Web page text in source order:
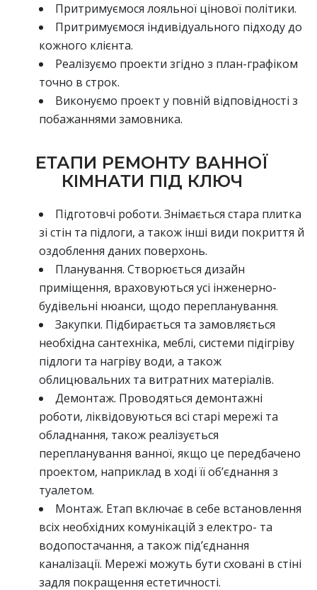
Притримуємося лояльної цінової політики.
Притримуємося індивідуального підходу до
кожного клієнта.
Реалізуємо проекти згідно з план-графіком
точно в строк.
Виконуємо проект у повній відповідності з
побажаннями замовника.
ЕТАПИ РЕМОНТУ ВАННОЇ
КІМНАТИ ПІД КЛЮЧ
Підготовчі роботи. Знімається стара плитка
зі стін та підлоги, а також інші види покриття й
оздоблення даних поверхонь.
Планування. Створюється дизайн
приміщення, враховуються усі інженерно-
будівельні нюанси, щодо перепланування.
Закупки. Підбирається та замовляється
необхідна сантехніка, меблі, системи підігріву
підлоги та нагріву води, а також
облицювальних та витратних матеріалів.
Демонтаж. Проводяться демонтажні
роботи, ліквідовуються всі старі мережі та
обладнання, також реалізується
перепланування ванної, якщо це передбачено
проектом, наприклад в ході її об’єднання з
туалетом.
Монтаж. Етап включає в себе встановлення
всіх необхідних комунікацій з електро- та
водопостачання, а також під’єднання
каналізації. Мережі можуть бути сховані в стіні
задля покращення естетичності.